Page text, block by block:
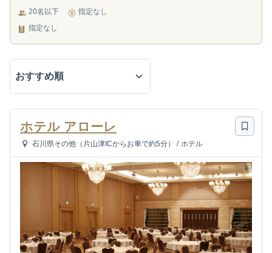
20名以下
指定なし
指定なし
ホテル アローレ
石川県その他（片山津ICからお車で約5分） / ホテル